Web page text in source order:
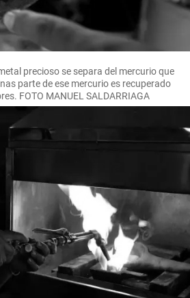
precioso se separa del mercurio que
parte de ese mercurio es recuperado
FOTO MANUEL SALDARRIAGA